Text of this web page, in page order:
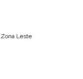
Zona Leste